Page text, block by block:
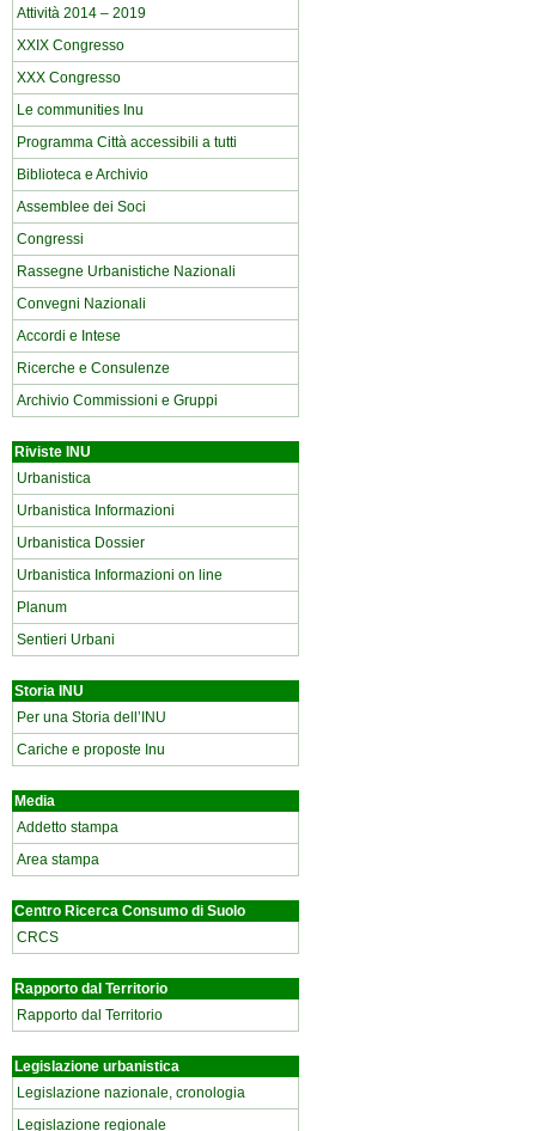
Attività 2014 – 2019
XXIX Congresso
XXX Congresso
Le communities Inu
Programma Città accessibili a tutti
Biblioteca e Archivio
Assemblee dei Soci
Congressi
Rassegne Urbanistiche Nazionali
Convegni Nazionali
Accordi e Intese
Ricerche e Consulenze
Archivio Commissioni e Gruppi
Riviste INU
Urbanistica
Urbanistica Informazioni
Urbanistica Dossier
Urbanistica Informazioni on line
Planum
Sentieri Urbani
Storia INU
Per una Storia dell’INU
Cariche e proposte Inu
Media
Addetto stampa
Area stampa
Centro Ricerca Consumo di Suolo
CRCS
Rapporto dal Territorio
Rapporto dal Territorio
Legislazione urbanistica
Legislazione nazionale, cronologia
Legislazione regionale